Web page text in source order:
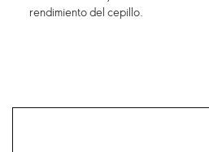
rendimiento del cepillo.